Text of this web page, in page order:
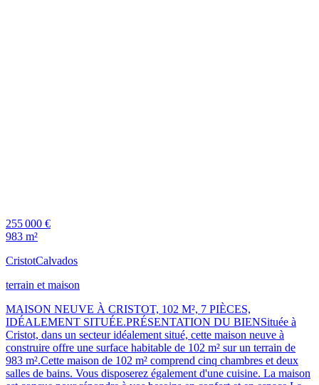
255 000 €
983 m²
CristotCalvados
terrain et maison
MAISON NEUVE À CRISTOT, 102 M², 7 PIÈCES,
IDÉALEMENT SITUÉE.PRÉSENTATION DU BIENSituée à
Cristot, dans un secteur idéalement situé, cette maison neuve à
construire offre une surface habitable de 102 m² sur un terrain de
983 m².Cette maison de 102 m² comprend cinq chambres et deux
salles de bains. Vous disposerez également d'une cuisine. La maison